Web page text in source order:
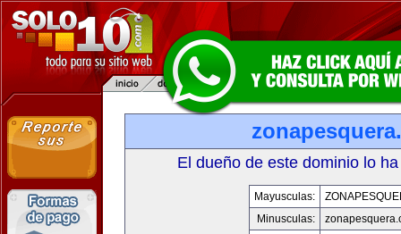
El dueño de este dominio lo
Mayusculas:
Minusculas: